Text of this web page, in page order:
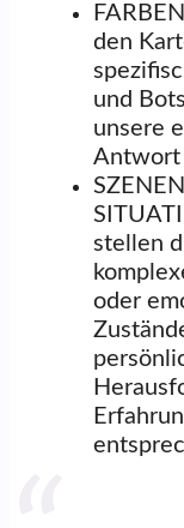
den
und
unsere
Antwort
stellen
oder